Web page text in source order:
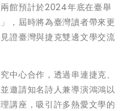
館預計於2024年底在臺舉
，屆時將為臺灣讀者帶來更
證臺灣與捷克雙邊文學交流
中心合作，透過串連捷克、
邀請知名詩人兼導演鴻鴻以
講座，吸引許多熱愛文學的